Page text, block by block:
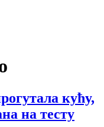
кућу,
на тесту